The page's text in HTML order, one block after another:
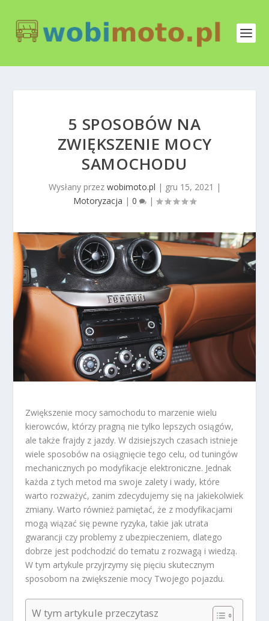
5 SPOSOBÓW NA
ZWIĘKSZENIE MOCY
SAMOCHODU
Wysłany przez wobimoto.pl | gru 15, 2021 |
Motoryzacja | 0 |
Zwiększenie mocy samochodu to marzenie wielu
kierowców, którzy pragną nie tylko lepszych osiągów,
ale także frajdy z jazdy. W dzisiejszych czasach istnieje
wiele sposobów na osiągnięcie tego celu, od tuningów
mechanicznych po modyfikacje elektroniczne. Jednak
każda z tych metod ma swoje zalety i wady, które
warto rozważyć, zanim zdecydujemy się na jakiekolwiek
zmiany. Warto również pamiętać, że z modyfikacjami
mogą wiązać się pewne ryzyka, takie jak utrata
gwarancji czy problemy z ubezpieczeniem, dlatego
dobrze jest podchodzić do tematu z rozwagą i wiedzą.
W tym artykule przyjrzymy się pięciu skutecznym
sposobom na zwiększenie mocy Twojego pojazdu.
W tym artykule przeczytasz